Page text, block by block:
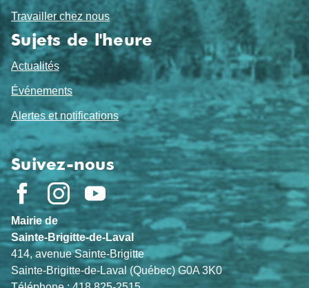
Travailler chez nous
Sujets de l'heure
Actualités
Événements
Alertes et notifications
Suivez-nous
Mairie de
Sainte-Brigitte-de-Laval
414, avenue Sainte-Brigitte
Sainte-Brigitte-de-Laval (Québec) G0A 3K0